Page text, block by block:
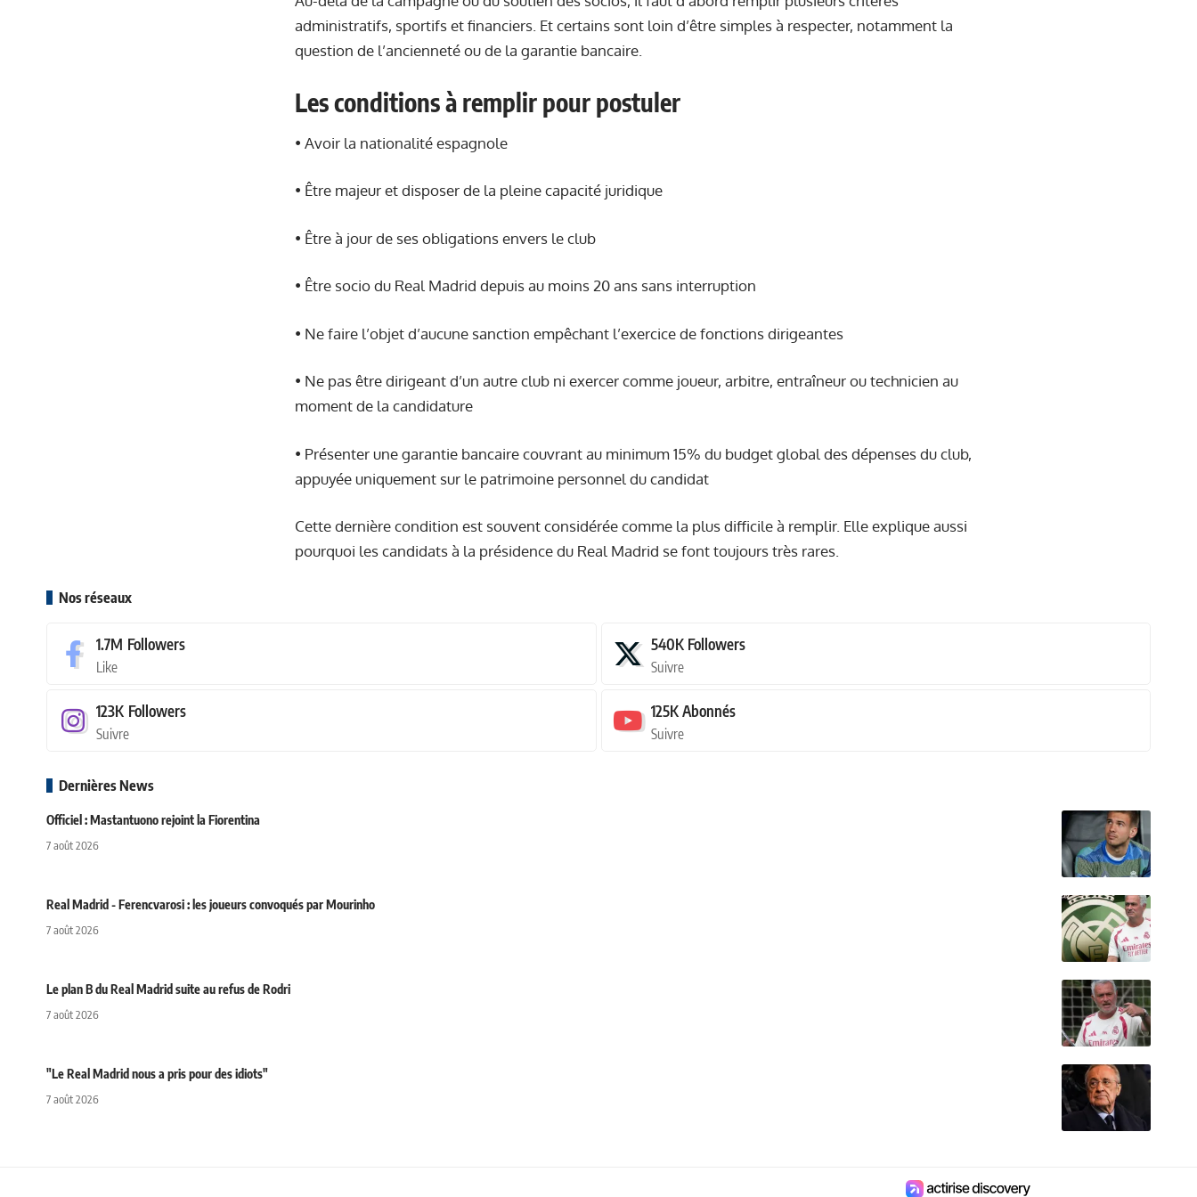
administratifs, sportifs et financiers. Et certains sont loin d’être simples à respecter, notamment la
question de l’ancienneté ou de la garantie bancaire.
Les conditions à remplir pour postuler
• Avoir la nationalité espagnole
• Être majeur et disposer de la pleine capacité juridique
• Être à jour de ses obligations envers le club
• Être socio du Real Madrid depuis au moins 20 ans sans interruption
• Ne faire l’objet d’aucune sanction empêchant l’exercice de fonctions dirigeantes
• Ne pas être dirigeant d’un autre club ni exercer comme joueur, arbitre, entraîneur ou technicien au
moment de la candidature
• Présenter une garantie bancaire couvrant au minimum 15% du budget global des dépenses du club,
appuyée uniquement sur le patrimoine personnel du candidat
Cette dernière condition est souvent considérée comme la plus difficile à remplir. Elle explique aussi
pourquoi les candidats à la présidence du Real Madrid se font toujours très rares.
Nos réseaux
1.7M Followers
Like
540K Followers
Suivre
123K Followers
Suivre
125KAbonnés
Suivre
Dernières News
Officiel : Mastantuono rejoint la Fiorentina
7 août 2026
Real Madrid - Ferencvarosi : les joueurs convoqués par Mourinho
7 août 2026
Le plan B du Real Madrid suite au refus de Rodri
7 août 2026
"Le Real Madrid nous a pris pour des idiots"
7 août 2026